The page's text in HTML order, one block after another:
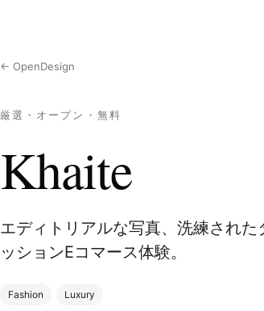
← OpenDesign
厳選・オープン・無料
Khaite
エディトリアルな写真、洗練され
ッションEコマース体験。
Fashion Luxury